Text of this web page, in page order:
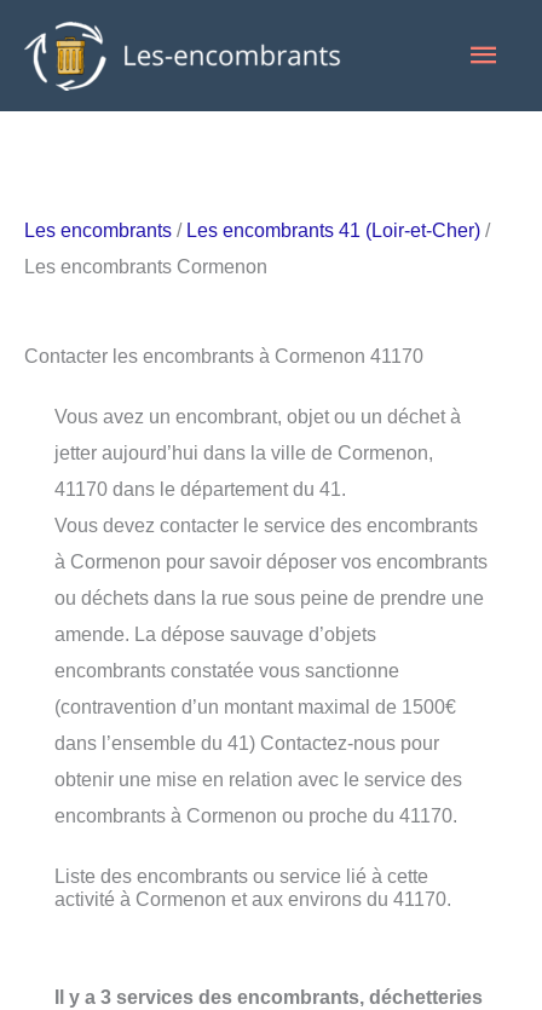
contenu
Les encombrants / Les encombrants 41 (Loir-et-Cher) /
Les encombrants Cormenon
Contacter les encombrants à Cormenon 41170
Vous avez un encombrant, objet ou un déchet à
jetter aujourd’hui dans la ville de Cormenon,
41170 dans le département du 41.
Vous devez contacter le service des encombrants
à Cormenon pour savoir déposer vos encombrants
ou déchets dans la rue sous peine de prendre une
amende. La dépose sauvage d’objets
encombrants constatée vous sanctionne
(contravention d’un montant maximal de 1500€
dans l’ensemble du 41) Contactez-nous pour
obtenir une mise en relation avec le service des
encombrants à Cormenon ou proche du 41170.
Liste des encombrants ou service lié à cette
activité à Cormenon et aux environs du 41170.
Il y a 3 services des encombrants, déchetteries